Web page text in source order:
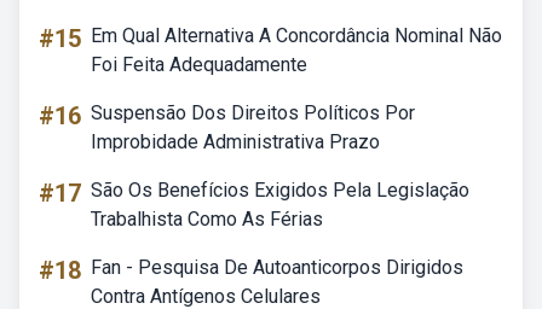
#15 Em Qual Alternativa A Concordância Nominal Não
Foi Feita Adequadamente
#16 Suspensão Dos Direitos Políticos Por
Improbidade Administrativa Prazo
#17 São Os Benefícios Exigidos Pela Legislação
Trabalhista Como As Férias
#18 Fan - Pesquisa De Autoanticorpos Dirigidos
Contra Antígenos Celulares